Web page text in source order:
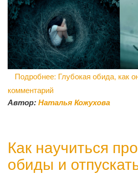
Подробнее: Глубокая обида, как
комментарий
Автор:Наталья Кожухова
Как научиться
обиды и